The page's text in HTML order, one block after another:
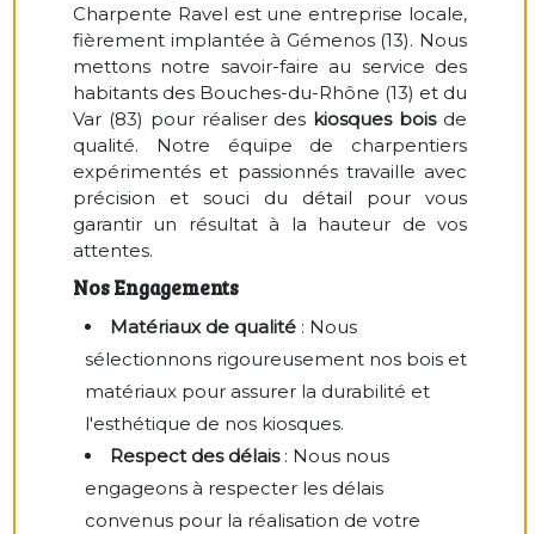
Charpente Ravel est une entreprise locale,
fièrement implantée à Gémenos (13). Nous
mettons notre savoir-faire au service des
habitants des Bouches-du-Rhône (13) et du
Var (83) pour réaliser des kiosques boisde
qualité. Notre équipe de charpentiers
expérimentés et passionnés travaille avec
précision et souci du détail pour vous
garantir un résultat à la hauteur de vos
attentes.
Nos Engagements
Matériaux de qualité : Nous
sélectionnons rigoureusement nos bois et
matériaux pour assurer la durabilité et
l'esthétique de nos kiosques.
Respect des délais: Nous nous
engageons à respecter les délais
convenus pour la réalisation de votre